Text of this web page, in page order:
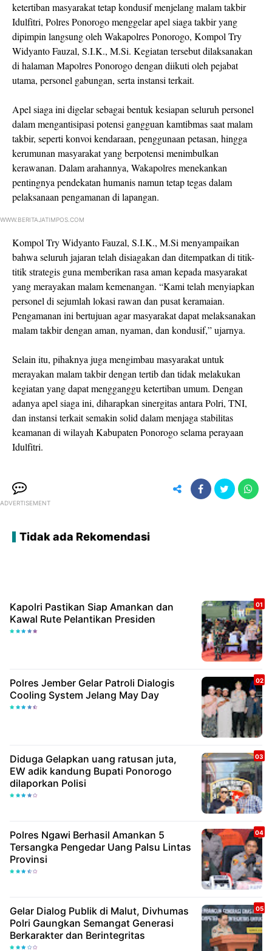
ketertiban masyarakat tetap kondusif menjelang malam takbir
Idulfitri, Polres Ponorogo menggelar apel siaga takbir yang
dipimpin langsung oleh Wakapolres Ponorogo, Kompol Try
Widyanto Fauzal, S.I.K., M.Si. Kegiatan tersebut dilaksanakan
di halaman Mapolres Ponorogo dengan diikuti oleh pejabat
utama, personel gabungan, serta instansi terkait.
Apel siaga ini digelar sebagai bentuk kesiapan seluruh personel
dalam mengantisipasi potensi gangguan kamtibmas saat malam
takbir, seperti konvoi kendaraan, penggunaan petasan, hingga
kerumunan masyarakat yang berpotensi menimbulkan
kerawanan. Dalam arahannya, Wakapolres menekankan
pentingnya pendekatan humanis namun tetap tegas dalam
pelaksanaan pengamanan di lapangan.
WWW.BERITAJATIMPOS.COM
Kompol Try Widyanto Fauzal, S.I.K., M.Si menyampaikan
bahwa seluruh jajaran telah disiagakan dan ditempatkan di titik-
titik strategis guna memberikan rasa aman kepada masyarakat
yang merayakan malam kemenangan. “Kami telah menyiapkan
personel di sejumlah lokasi rawan dan pusat keramaian.
Pengamanan ini bertujuan agar masyarakat dapat melaksanakan
malam takbir dengan aman, nyaman, dan kondusif,” ujarnya.
Selain itu, pihaknya juga mengimbau masyarakat untuk
merayakan malam takbir dengan tertib dan tidak melakukan
kegiatan yang dapat mengganggu ketertiban umum. Dengan
adanya apel siaga ini, diharapkan sinergitas antara Polri, TNI,
dan instansi terkait semakin solid dalam menjaga stabilitas
keamanan di wilayah Kabupaten Ponorogo selama perayaan
Idulfitri.
ADVERTISEMENT
Tidak ada Rekomendasi
Kapolri Pastikan Siap Amankan dan
Kawal Rute Pelantikan Presiden
Polres Jember Gelar Patroli Dialogis
Cooling System Jelang May Day
Diduga Gelapkan uang ratusan juta,
EW adik kandung Bupati Ponorogo
dilaporkan Polisi
Polres Ngawi Berhasil Amankan 5
Tersangka Pengedar Uang Palsu Lintas
Provinsi
Gelar Dialog Publik di Malut, Divhumas
Polri Gaungkan Semangat Generasi
Berkarakter dan Berintegritas